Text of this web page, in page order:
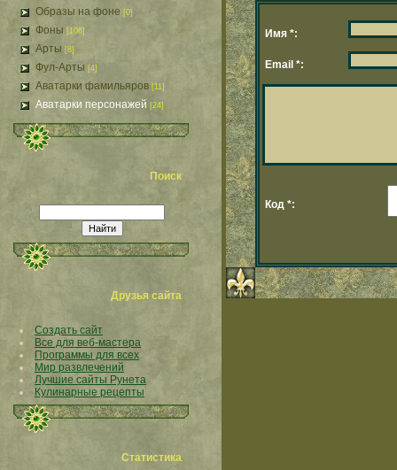
Образы на фоне [0]
Фоны [106]
Арты [8]
Фул-Арты [4]
Аватарки фамильяров [11]
Аватарки персонажей [24]
Поиск
Друзья сайта
Создать сайт
Все для веб-мастера
Программы для всех
Мир развлечений
Лучшие сайты Рунета
Кулинарные рецепты
Статистика
Имя *:
Email *:
Код *: